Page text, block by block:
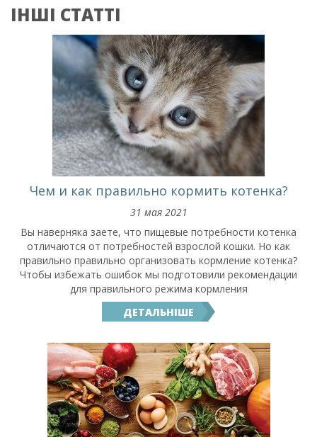
ІНШІ СТАТТІ
Чем и как правильно кормить котенка?
31 мая 2021
Вы наверняка заете, что пищевые потребности котенка
отличаются от потребностей взрослой кошки. Но как
правильно правильно организовать кормление котенка?
Чтобы избежать ошибок мы подготовили рекомендации
для правильного режима кормления
ДЕТАЛЬНІШЕ